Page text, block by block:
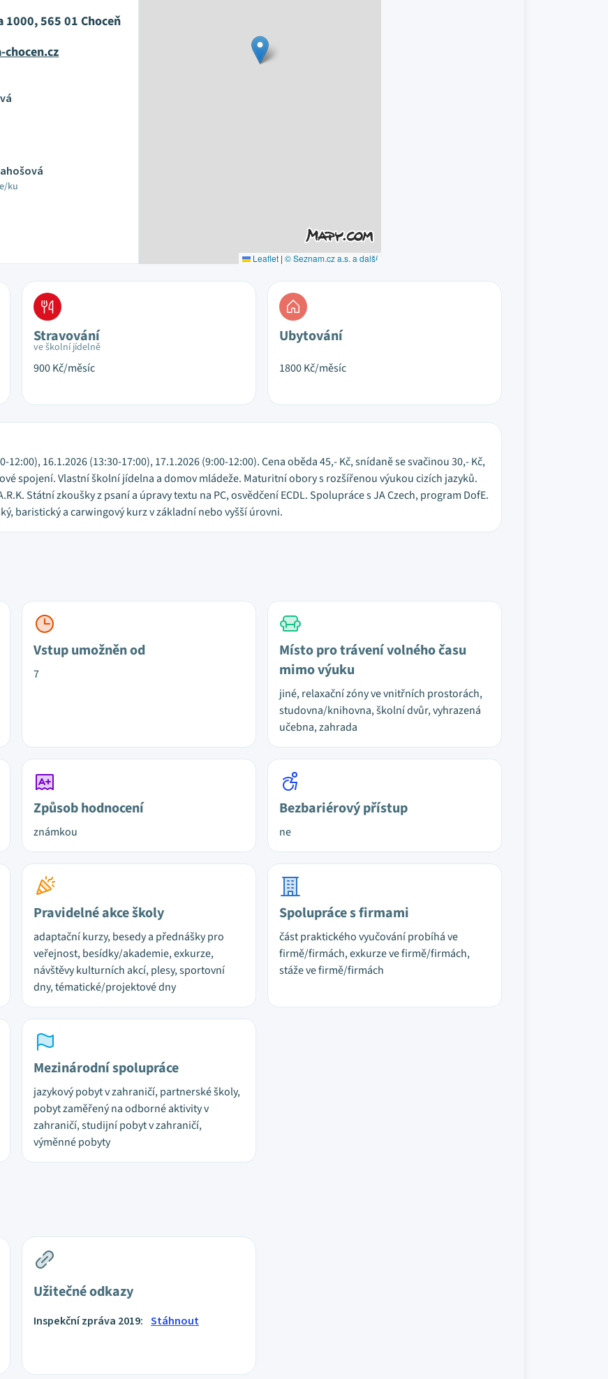
1000, 565 01 Choceň
chocen.cz
ku
Leaflet | © Seznam.cz a.s. a další
Stravování
ve školní jídelně
900Kč/měsíc
Ubytování
1800Kč/měsíc
12:00), 16.1.2026 (13:30-17:00), 17.1.2026 (9:00-12:00). Cena oběda 45,- Kč, snídaně se svačinou 30,- Kč,
spojení. Vlastní školní jídelna a domov mládeže. Maturitní obory s rozšířenou výukou cizích jazyků.
Státní zkoušky z psaní a úpravy textu na PC, osvědčení ECDL. Spolupráce s JA Czech, program DofE.
baristický a carwingový kurz v základní nebo vyšší úrovni.
Vstup umožněn od
7
Místo pro trávení volného času
mimo výuku
jiné, relaxační zóny ve vnitřních prostorách,
studovna/knihovna, školní dvůr, vyhrazená
učebna, zahrada
Způsob hodnocení
známkou
Bezbariérový přístup
ne
Pravidelné akce školy
adaptační kurzy, besedy a přednášky pro
veřejnost, besídky/akademie, exkurze,
návštěvy kulturních akcí, plesy, sportovní
dny, tématické/projektové dny
Spolupráce s firmami
část praktického vyučování probíhá ve
firmě/firmách, exkurze ve firmě/firmách,
stáže ve firmě/firmách
Mezinárodní spolupráce
jazykový pobyt v zahraničí, partnerské školy,
pobyt zaměřený na odborné aktivity v
zahraničí, studijní pobyt v zahraničí,
výměnné pobyty
Užitečné odkazy
Inspekční zpráva 2019: Stáhnout